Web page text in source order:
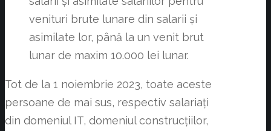
venituri brute lunare din salarii și
asimilate lor, până la un venit brut
lunar de maxim 10.000 lei lunar.
Tot de la 1 noiembrie 2023, toate aceste
persoane de mai sus, respectiv salariați
din domeniul IT, domeniul construcțiilor,